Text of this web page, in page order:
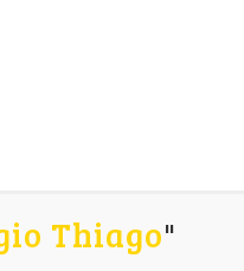
Thiago"